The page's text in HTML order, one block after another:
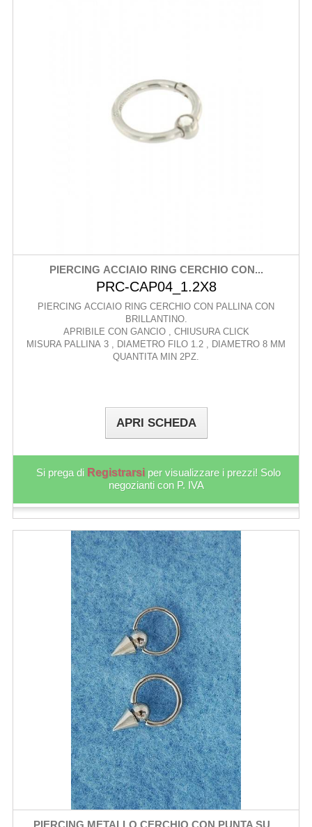
PIERCING ACCIAIO RING CERCHIO CON...
PRC-CAP04_1.2X8
PIERCING ACCIAIO RING CERCHIO CON PALLINA CON
BRILLANTINO.
APRIBILE CON GANCIO , CHIUSURA CLICK
MISURA PALLINA 3 , DIAMETRO FILO 1.2 , DIAMETRO 8 MM
QUANTITA MIN 2PZ.
APRI SCHEDA
Si prega di Registrarsi per visualizzare i prezzi! Solo
negozianti con P. IVA
PIERCING METALLO CERCHIO CON PUNTA SU...